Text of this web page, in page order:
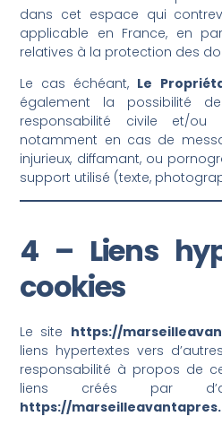
dans cet espace qui
applicable en France, en
relatives à la protection des
Le cas échéant, Le
également la possibilité
responsabilité civile et/ou
notamment en cas de
injurieux, diffamant, ou
support utilisé (texte,
4 – Liens
cookies
Le site https://
liens hypertextes vers
responsabilité à propos de
liens créés par
https://